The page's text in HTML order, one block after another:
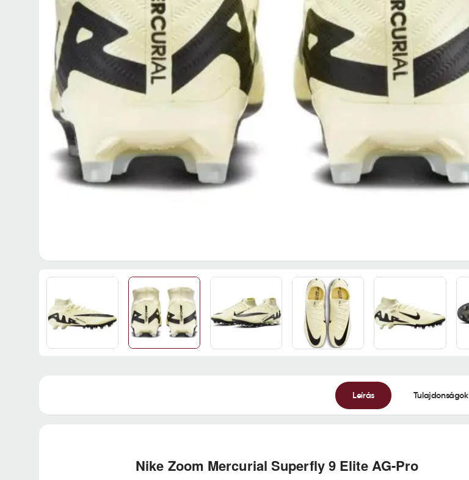
Leírás Tulajdonságok
Nike Zoom Mercurial Superfly 9 Elite AG-Pro